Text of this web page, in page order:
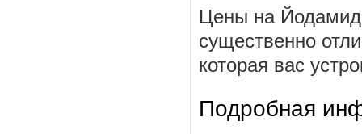
Цены на Йодамид
существенно
которая вас
Подробная